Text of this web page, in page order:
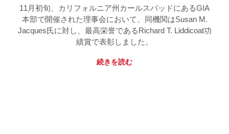
11月初旬、カリフォルニア州カールスバッドにあるGIA
本部で開催された理事会において、同機関はSusan M.
Jacques氏に対し、最高栄誉であるRichard T. Liddicoat功
績賞で表彰しました。
続きを読む